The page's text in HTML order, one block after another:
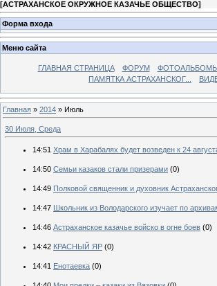
[АСТРАХАНСКОЕ ОКРУЖНОЕ КАЗАЧЬЕ ОБЩЕСТВО]
Форма входа
Меню сайта
ГЛАВНАЯ СТРАНИЦА ФОРУМ ФОТОАЛЬБОМЫ
ПАМЯТКА АСТРАХАНСКОГ...
Главная » 2014 » Июль
30 Июля, Среда
14:51 Храм в Харабалях будет возведен к 24
14:50 Семьи казаков стали призерами (0)
14:49 Полковой священник и духовник
14:47 Школьник из Володарского изучает по
14:46 Астраханское казачье войско в огне боев (0)
14:42 КРАСНЫЙ ЯР (0)
14:41 Енотаевка (0)